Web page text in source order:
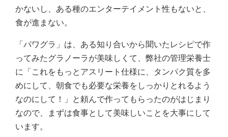
かないし、ある種のエンターテイメント性もないと、
食が進まない。
「パワグラ」は、ある知り合いから聞いたレシピで作
ってみたグラノーラが美味しくて、弊社の管理栄養士
に「これをもっとアスリート仕様に、タンパク質を多
めにして、朝食でも必要な栄養をしっかりとれるよう
なのにして！」と頼んで作ってもらったのがはじまり
なので、まずは食事として美味しいことを大事にして
います。